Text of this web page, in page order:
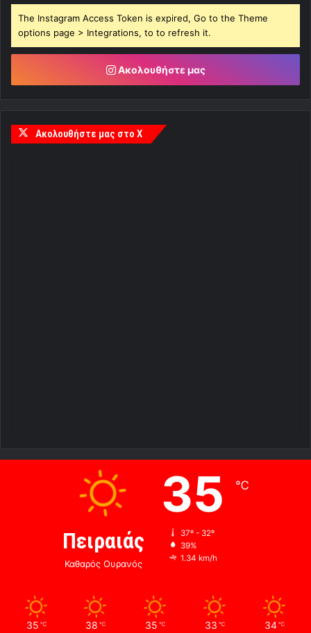
The Instagram Access Token is expired, Go to the Theme
options page > Integrations, to to refresh it.
Ακολουθήστε μας
Ακολουθήστε μας στο X
Πειραιάς
Καθαρός Ουρανός
35 ℃
37º - 32º
39%
1.34 km/h
35 ℃ 38 ℃ 35 ℃ 33 ℃ 34 ℃